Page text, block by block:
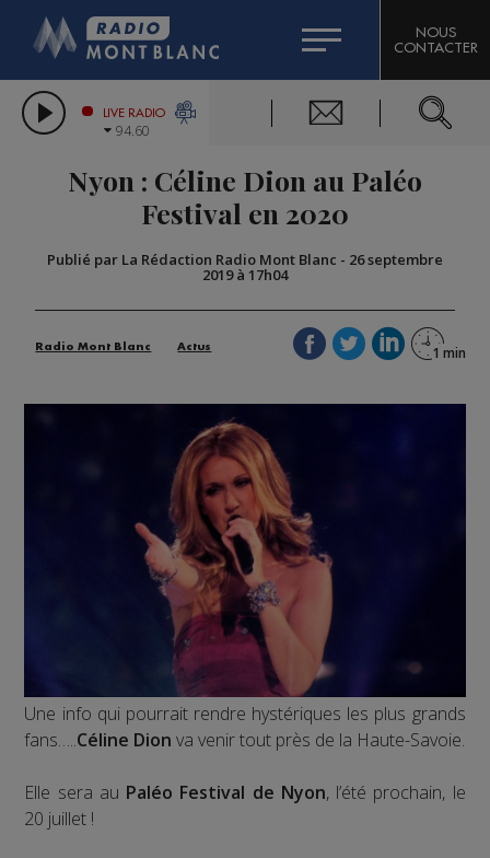
LES CHRONIQUES DE L'EXPERT
CITIZEN MACHINERY
GRAND MASSIF DOMAINES SKIABLES
BIGARD
COMPAGNIE DU MONT-BLANC
NOUS
CONTACTER
LIVE RADIO
94.60
Nyon : Céline Dion au Paléo
Festival en 2020
Publié par La Rédaction Radio Mont Blanc - 26 septembre
2019 à 17h04
Radio Mont Blanc Actus
Une info qui pourrait rendre hystériques les plus grands
fans…..Céline Dionva venir tout près de la Haute-Savoie.
Elle sera au Paléo Festival de Nyon, l’été prochain, le
20 juillet !